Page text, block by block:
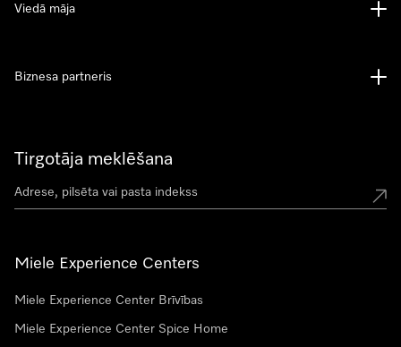
Tirgotāja meklēšana
Miele Experience Centers
Miele Experience Center Brīvības
Miele Experience Center Spice Home
Viedā māja
Biznesa partneris